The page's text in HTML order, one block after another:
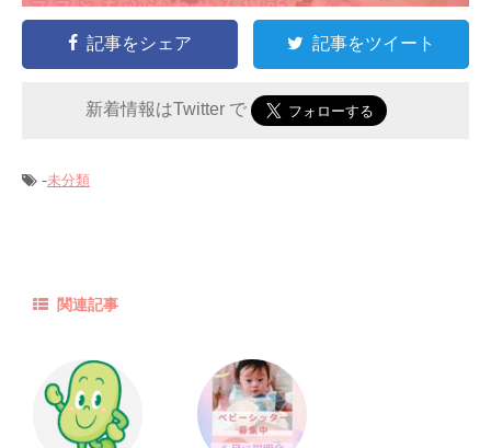
記事をシェア 記事をツイート
新着情報はTwitter で
-未分類
関連記事